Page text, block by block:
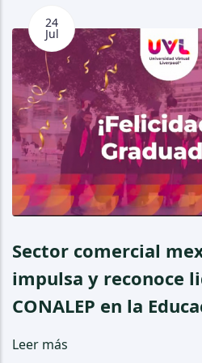
24
Jul
Sector comercial
impulsa y reconoce
CONALEP en la
Leer más